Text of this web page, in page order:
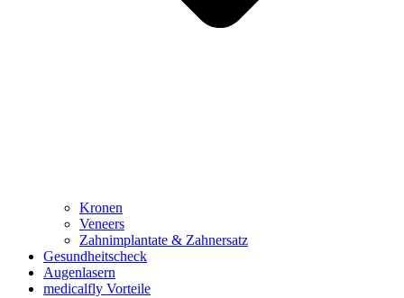
Kronen
Veneers
Zahnimplantate & Zahnersatz
Gesundheitscheck
Augenlasern
medicalfly Vorteile